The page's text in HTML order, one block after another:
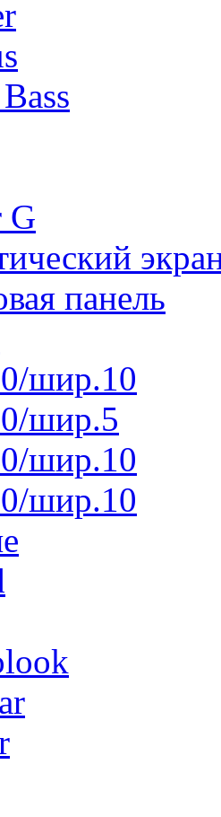
G
панель
шир.10
шир.5
шир.10
шир.10